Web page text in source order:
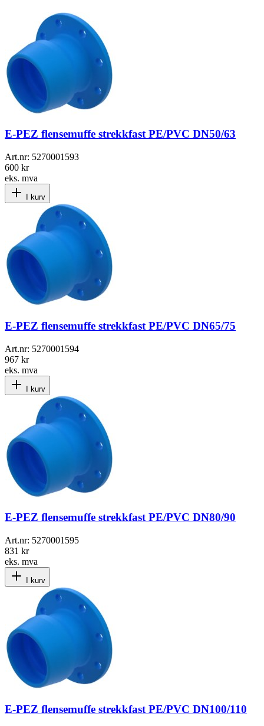
E-PEZ flensemuffe strekkfast PE/PVC DN50/63
Art.nr: 5270001593
600 kr
eks. mva
I kurv
E-PEZ flensemuffe strekkfast PE/PVC DN65/75
Art.nr: 5270001594
967 kr
eks. mva
I kurv
E-PEZ flensemuffe strekkfast PE/PVC DN80/90
Art.nr: 5270001595
831 kr
eks. mva
I kurv
E-PEZ flensemuffe strekkfast PE/PVC DN100/110